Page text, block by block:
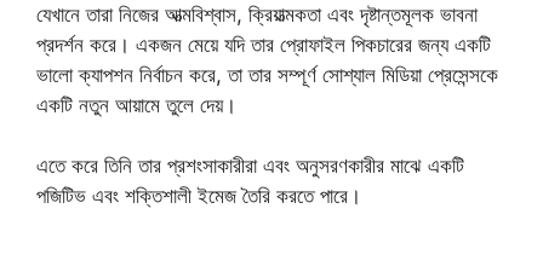
যেখানে তারা নিজের আত্মবিশ্বাস, ক্রিয়াত্মকতা এবং দৃষ্টান্তমূলক ভাবনা
প্রদর্শন করে। একজন মেয়ে যদি তার প্রোফাইল পিকচারের জন্য একটি
ভালো ক্যাপশন নির্বাচন করে, তা তার সম্পূর্ণ সোশ্যাল মিডিয়া প্রেসেন্সকে
একটি নতুন আয়ামে তুলে দেয়।
এতে করে তিনি তার প্রশংসাকারীরা এবং অনুসরণকারীর মাঝে একটি
পজিটিভ এবং শক্তিশালী ইমেজ তৈরি করতে পারে।